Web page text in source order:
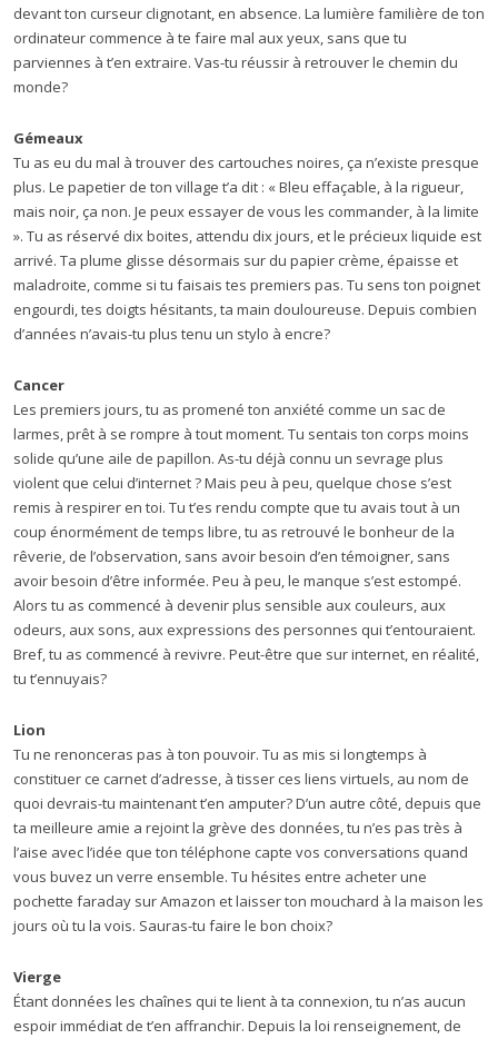
devant ton curseur clignotant, en absence. La lumière familière de ton
ordinateur commence à te faire mal aux yeux, sans que tu
parviennes à t’en extraire. Vas-tu réussir à retrouver le chemin du
monde?
Gémeaux
Tu as eu du mal à trouver des cartouches noires, ça n’existe presque
plus. Le papetier de ton village t’a dit : « Bleu effaçable, à la rigueur,
mais noir, ça non. Je peux essayer de vous les commander, à la limite
». Tu as réservé dix boites, attendu dix jours, et le précieux liquide est
arrivé. Ta plume glisse désormais sur du papier crème, épaisse et
maladroite, comme si tu faisais tes premiers pas. Tu sens ton poignet
engourdi, tes doigts hésitants, ta main douloureuse. Depuis combien
d’années n’avais-tu plus tenu un stylo à encre?
Cancer
Les premiers jours, tu as promené ton anxiété comme un sac de
larmes, prêt à se rompre à tout moment. Tu sentais ton corps moins
solide qu’une aile de papillon. As-tu déjà connu un sevrage plus
violent que celui d’internet ? Mais peu à peu, quelque chose s’est
remis à respirer en toi. Tu t’es rendu compte que tu avais tout à un
coup énormément de temps libre, tu as retrouvé le bonheur de la
rêverie, de l’observation, sans avoir besoin d’en témoigner, sans
avoir besoin d’être informée. Peu à peu, le manque s’est estompé.
Alors tu as commencé à devenir plus sensible aux couleurs, aux
odeurs, aux sons, aux expressions des personnes qui t’entouraient.
Bref, tu as commencé à revivre. Peut-être que sur internet, en réalité,
tu t’ennuyais?
Lion
Tu ne renonceras pas à ton pouvoir. Tu as mis si longtemps à
constituer ce carnet d’adresse, à tisser ces liens virtuels, au nom de
quoi devrais-tu maintenant t’en amputer? D’un autre côté, depuis que
ta meilleure amie a rejoint la grève des données, tu n’es pas très à
l’aise avec l’idée que ton téléphone capte vos conversations quand
vous buvez un verre ensemble. Tu hésites entre acheter une
pochette faraday sur Amazon et laisser ton mouchard à la maison les
jours où tu la vois. Sauras-tu faire le bon choix?
Vierge
Étant données les chaînes qui te lient à ta connexion, tu n’as aucun
espoir immédiat de t’en affranchir. Depuis la loi renseignement, de